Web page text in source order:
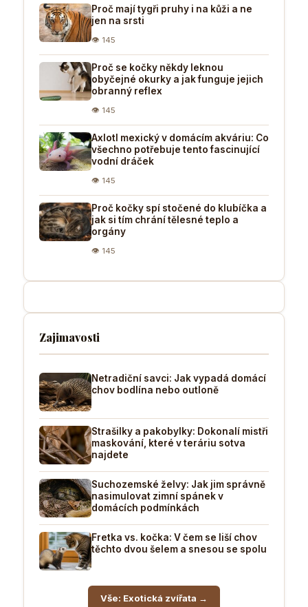
Proč mají tygři pruhy i na kůži a ne
jen na srsti
👁 145
Proč se kočky někdy leknou
obyčejné okurky a jak funguje jejich
obranný reflex
👁 145
Axlotl mexický v domácím akváriu: Co
všechno potřebuje tento fascinující
vodní dráček
👁 145
Proč kočky spí stočené do klubíčka a
jak si tím chrání tělesné teplo a
orgány
👁 145
Zajimavosti
Netradiční savci: Jak vypadá domácí
chov bodlína nebo outloně
Strašilky a pakobylky: Dokonalí mistři
maskování, které v teráriu sotva
najdete
Suchozemské želvy: Jak jim správně
nasimulovat zimní spánek v
domácích podmínkách
Fretka vs. kočka: V čem se liší chov
těchto dvou šelem a snesou se spolu
Vše: Exotická zvířata →